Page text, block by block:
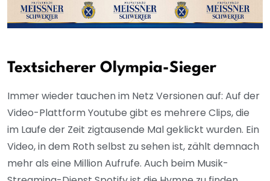
Textsicherer Olympia-Sieger
Immer wieder tauchen im Netz Versionen auf: Auf der
Video-Plattform Youtube gibt es mehrere Clips, die
im Laufe der Zeit zigtausende Mal geklickt wurden. Ein
Video, in dem Roth selbst zu sehen ist, zählt demnach
mehr als eine Million Aufrufe. Auch beim Musik-